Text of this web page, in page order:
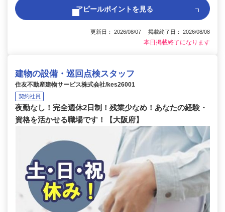
アピールポイントを見る
更新日： 2026/08/07 掲載終了日： 2026/08/08
本日掲載終了になります
建物の設備・巡回点検スタッフ
住友不動産建物サービス株式会社/kes26001
契約社員
夜勤なし！完全週休2日制！残業少なめ！あなたの経験・
資格を活かせる職場です！【大阪府】